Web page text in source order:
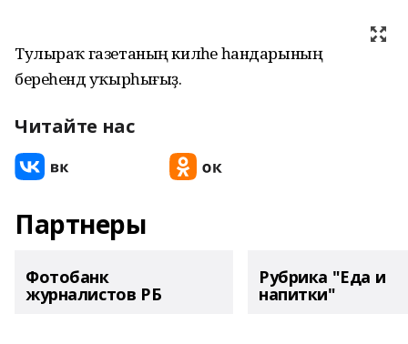
Тулыраҡ газетаның киләһе һандарының
береһендә уҡырһығыҙ.
Читайте нас
Партнеры
Фотобанк
журналистов РБ
Рубрика "Еда и
напитки"